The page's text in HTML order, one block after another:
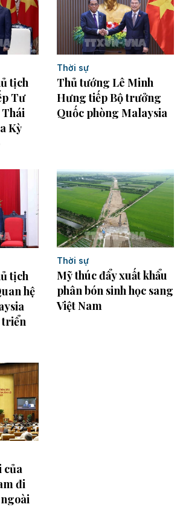
tịch
Tư
Thái
Kỳ
Thời sự
Thủ tướng Lê Minh
Hưng tiếp Bộ trưởng
Quốc phòng Malaysia
tịch
hệ
triển
Thời sự
Mỹ thúc đẩy xuất khẩu
phân bón sinh học sang
Việt Nam
của
đi